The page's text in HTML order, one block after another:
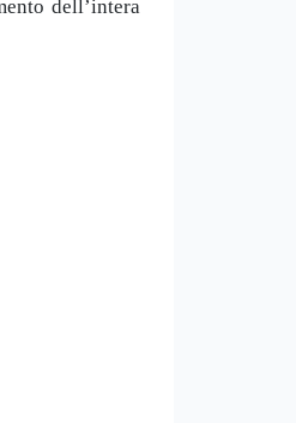
dell’intera